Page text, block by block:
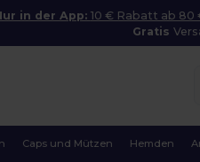
in der App: 10 € Rabatt ab 80
Gratis
Caps und Mützen Hemden